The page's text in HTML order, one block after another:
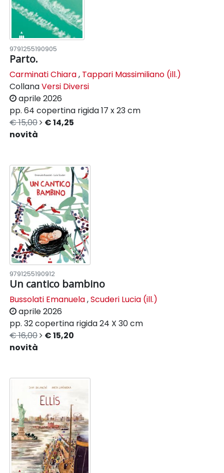
9791255190905
Parto.
Carminati Chiara, Tappari Massimiliano (ill.)
CollanaVersi Diversi
aprile 2026
pp. 64 copertina rigida17 x 23 cm
€ 15,00
€ 14,25
novità
9791255190912
Un cantico bambino
Bussolati Emanuela,Scuderi Lucia (ill.)
aprile 2026
pp. 32copertina rigida24 X 30 cm
€ 16,00
€ 15,20
novità